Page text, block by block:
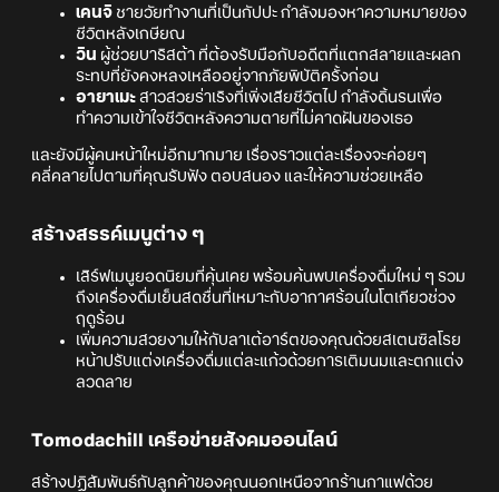
เคนจิ ชายวัยทำงานที่เป็นกัปปะ กำลังมองหาความหมายของ
ชีวิตหลังเกษียณ
วิน ผู้ช่วยบาริสต้า ที่ต้องรับมือกับอดีตที่แตกสลายและผลก
ระทบที่ยังคงหลงเหลืออยู่จากภัยพิบัติครั้งก่อน
อายาเมะ สาวสวยร่าเริงที่เพิ่งเสียชีวิตไป กำลังดิ้นรนเพื่อ
ทำความเข้าใจชีวิตหลังความตายที่ไม่คาดฝันของเธอ
และยังมีผู้คนหน้าใหม่อีกมากมาย เรื่องราวแต่ละเรื่องจะค่อยๆ
คลี่คลายไปตามที่คุณรับฟัง ตอบสนอง และให้ความช่วยเหลือ
สร้างสรรค์เมนูต่าง ๆ
เสิร์ฟเมนูยอดนิยมที่คุ้นเคย พร้อมค้นพบเครื่องดื่มใหม่ ๆ รวม
ถึงเครื่องดื่มเย็นสดชื่นที่เหมาะกับอากาศร้อนในโตเกียวช่วง
ฤดูร้อน
เพิ่มความสวยงามให้กับลาเต้อาร์ตของคุณด้วยสเตนซิลโรย
หน้าปรับแต่งเครื่องดื่มแต่ละแก้วด้วยการเติมนมและตกแต่ง
ลวดลาย
Tomodachill เครือข่ายสังคมออนไลน์
สร้างปฏิสัมพันธ์กับลูกค้าของคุณนอกเหนือจากร้านกาแฟด้วย